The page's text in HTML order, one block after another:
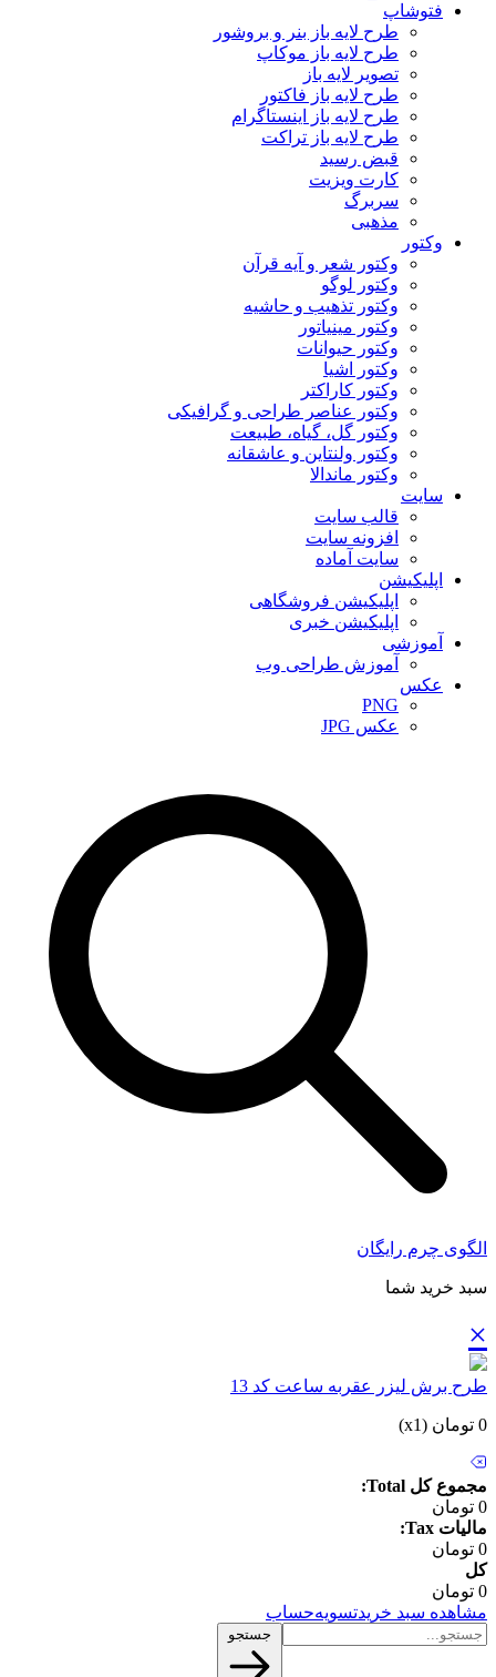
فتوشاپ
طرح لایه باز بنر و بروشور
طرح لایه باز موکاپ
تصویر لایه باز
طرح لایه باز فاکتور
طرح لایه باز اینستاگرام
طرح لایه باز تراکت
قبض رسید
کارت ویزیت
سربرگ
مذهبی
وکتور
وکتور شعر و آیه قرآن
وکتور لوگو
وکتور تذهیب و حاشیه
وکتور مینیاتور
وکتور حیوانات
وکتور اشیا
وکتور کاراکتر
وکتور عناصر طراحی و گرافیکی
وکتور گل، گیاه، طبیعت
وکتور ولنتاین و عاشقانه
وکتور ماندالا
سایت
قالب سایت
افزونه سایت
سایت آماده
اپلیکیشن
اپلیکیشن فروشگاهی
اپلیکیشن خبری
آموزشی
آموزش طراحی وب
عکس
PNG
عکس JPG
الگوی چرم رایگان
سبد خرید شما
×
طرح برش لیزر عقربه ساعت کد 13
0 تومان (x1)
مجموع کل Total:
0 تومان
مالیات Tax:
0 تومان
کل
0 تومان
مشاهده سبد خریدتسویه‌حساب
جستجو